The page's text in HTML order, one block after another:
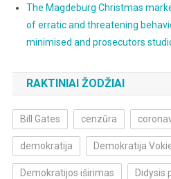
The Magdeburg Christmas
of erratic and threatening
minimised and prosecutors
RAKTINIAI ŽODŽIAI
Bill Gates cenzūra
demokratija Demokratija
Demokratijos iširimas Didysis